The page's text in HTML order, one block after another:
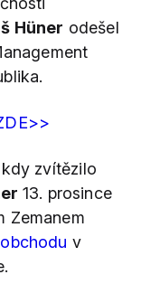
Hüner odešel
zvítězilo
13. prosince
Zemanem
v